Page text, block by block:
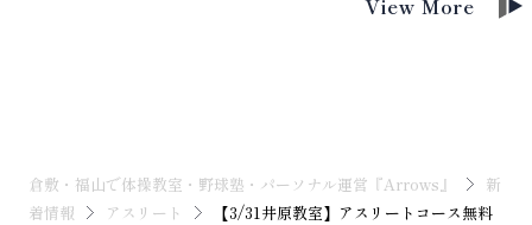
倉敷・福山で体操教室・野球塾・パーソナル運営『Arrows』
新
着情報
アスリート
【3/31井原教室】アスリートコース無料